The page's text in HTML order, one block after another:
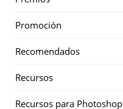
Promoción
Recomendados
Recursos
Recursos para Photoshop